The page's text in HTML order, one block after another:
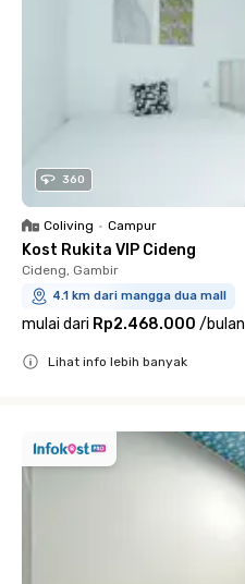
360
Coliving • Campur
Kost Rukita VIP Cideng
Cideng, Gambir
4.1 km dari mangga dua mall
mulai dari Rp2.468.000 /bulan
Lihat info lebih banyak